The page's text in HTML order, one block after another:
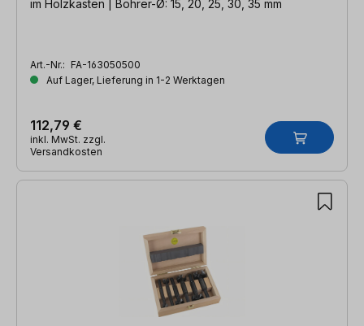
im Holzkasten | Bohrer-Ø: 15, 20, 25, 30, 35 mm
Art.-Nr.: FA-163050500
Auf Lager, Lieferung in 1-2 Werktagen
112,79 €
inkl. MwSt. zzgl.
Versandkosten